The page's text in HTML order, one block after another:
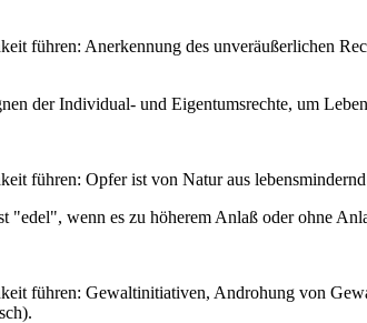
führen: Anerkennung des unveräußerlichen
der Individual- und Eigentumsrechte, um
führen: Opfer ist von Natur aus
wenn es zu höherem Anlaß oder ohne
führen: Gewaltinitiativen, Androhung von